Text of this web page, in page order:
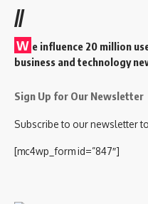
//
W e influence 20 million
business and technology
Sign Up for Our Newsletter
Subscribe to our newsletter
[mc4wp_form id=”847″]